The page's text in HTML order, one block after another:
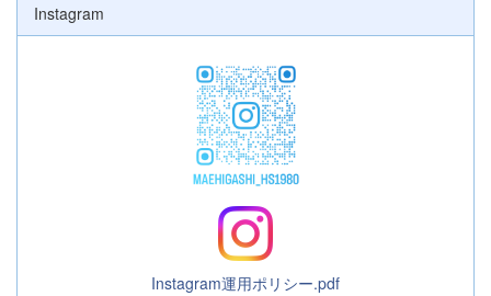
Instagram
Instagram運用ポリシー.pdf